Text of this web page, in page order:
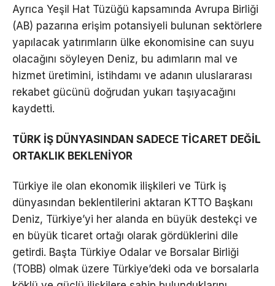
Ayrıca Yeşil Hat Tüzüğü kapsamında Avrupa Birliği
(AB) pazarına erişim potansiyeli bulunan sektörlere
yapılacak yatırımların ülke ekonomisine can suyu
olacağını söyleyen Deniz, bu adımların mal ve
hizmet üretimini, istihdamı ve adanın uluslararası
rekabet gücünü doğrudan yukarı taşıyacağını
kaydetti.
TÜRK İŞ DÜNYASINDAN SADECE TİCARET DEĞİL
ORTAKLIK BEKLENİYOR
Türkiye ile olan ekonomik ilişkileri ve Türk iş
dünyasından beklentilerini aktaran KTTO Başkanı
Deniz, Türkiye’yi her alanda en büyük destekçi ve
en büyük ticaret ortağı olarak gördüklerini dile
getirdi. Başta Türkiye Odalar ve Borsalar Birliği
(TOBB) olmak üzere Türkiye’deki oda ve borsalarla